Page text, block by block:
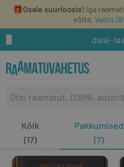
🎁Osale suurloosis! Iga
võita. Vaata
dalai-
Kõik
(17)
Pakkumised
(7)